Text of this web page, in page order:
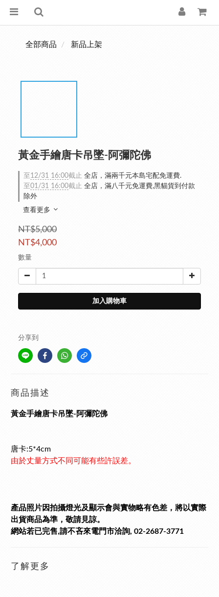
全部商品 新品上架
黃金手繪唐卡吊墜-阿彌陀佛
至 12/31 16:00截止 全店，滿兩千元本島宅配免運費.
至01/31 16:00截止 全店，滿八千元免運費,黑貓貨到付款
除外
查看更多
NT$5,000
NT$4,000
數量
加入購物車
分享到
商品描述
黃金手繪唐卡吊墜-阿彌陀佛
唐卡:5*4cm
由於丈量方式不同可能有些許誤差。
產品照片因拍攝燈光及顯示會與實物略有色差，將以實際
出貨商品為準，敬請見諒。
網站若已完售,請不吝來電門市洽詢, 02-2687-3771
了解更多